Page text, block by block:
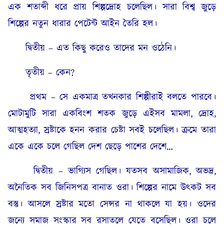
এক শতাব্দী ধরে প্রায় শিল্পদ্রোহ চলেছিল। সারা বিশ্ব জুড়ে
শিল্পের নতুন ধারার পেটেন্ট আইন তৈরি হল।
দ্বিতীয় – এত কিছু করেও তাদের মন ওঠেনি।
তৃতীয় – কেন?
প্রথম – সে একমাত্র তখনকার শিল্পীরাই বলতে পারবে।
মোটামুটি সারা একবিংশ শতক জুড়ে এইসব মামলা, দ্রোহ,
আত্মহত্যা, স্রষ্টাকে হনন করার চেষ্টা সবই চলেছিল। ক্রমে তারা
একে একে চলে গেছিল দেশ ছেড়ে পাশের দেশে…
দ্বিতীয় – ভাগ্যিস গেছিল। যতসব অসামাজিক, অভদ্র,
অনৈতিক সব জিনিসপত্র বানাত ওরা। শিল্পের নামে উৎকট সব
বস্তু। আসলে স্রষ্টার মতো সেন্সর না থাকলে যা হয়। ওদের
জন্যে সমাজ সংস্কার সব রসাতলে যেতে বসেছিল। ওরা চলে